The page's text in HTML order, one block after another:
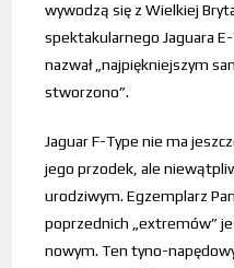
wywodzą się z Wielkiej
spektakularnego Jaguara
nazwał „najpiękniejszym
stworzono”.
Jaguar F-Type nie ma
jego przodek, ale
urodziwym. Egzemplarz
poprzednich „extremów”
nowym. Ten tyno-